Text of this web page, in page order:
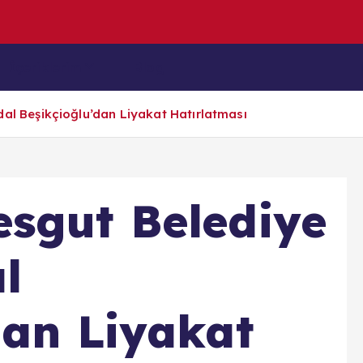
Beşikçioğlu’dan Liyakat Hatırlatması
Belediye
Liyakat